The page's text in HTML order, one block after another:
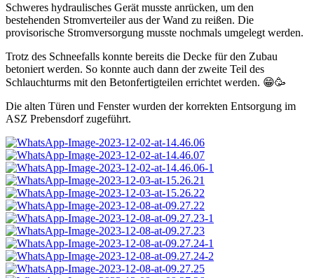
Schweres hydraulisches Gerät musste anrücken, um den
bestehenden Stromverteiler aus der Wand zu reißen. Die
provisorische Stromversorgung musste nochmals umgelegt werden.
Trotz des Schneefalls konnte bereits die Decke für den Zubau
betoniert werden. So konnte auch dann der zweite Teil des
Schlauchturms mit den Betonfertigteilen errichtet werden. 😁🥳
Die alten Türen und Fenster wurden der korrekten Entsorgung im
ASZ Prebensdorf zugeführt.